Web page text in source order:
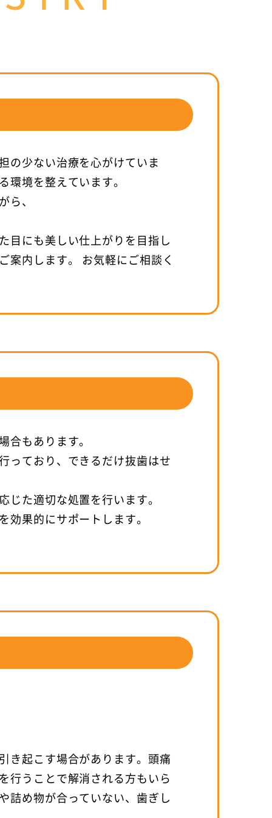
の少ない治療を心がけていま
境を整えています。
、
目にも美しい仕上がりを目指し
案内します。 お気軽にご相談く
もあります。
っており、できるだけ抜歯はせ
た適切な処置を行います。
果的にサポートします。
き起こす場合があります。頭痛
行うことで解消される方もいら
詰め物が合っていない、歯ぎし